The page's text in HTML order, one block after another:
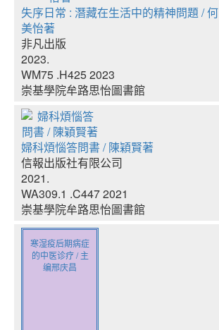
失序日常 : 潛藏在生活中的精神問題 / 何
美怡著
非凡出版
2023.
WM75 .H425 2023
崇基學院牟路思怡圖書館
婦科煩惱答問書 / 陳穎賢著
信報出版社有限公司
2021.
WA309.1 .C447 2021
崇基學院牟路思怡圖書館
寒湿疫后期病症
的中医诊疗 / 主
编邢庆昌